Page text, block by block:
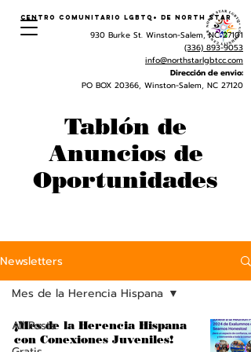
Centro Comunitario LGBTQ+ de North Star
930 Burke St. Winston-Salem, NC 27101
(336) 893-9053
info@northstarlgbtcc.com
Dirección de envio:
PO BOX 20366, Winston-Salem, NC 27120
Tablón de
Anuncios de
Oportunidades
Newsletters
All Posts
Mes de la Herencia Hispana
¡Mes de la Herencia Hispana
con Conexiones Juveniles!